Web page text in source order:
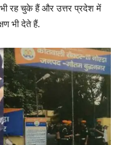
रह चुके हैं और उत्तर प्रदेश में
भी देते हैं.